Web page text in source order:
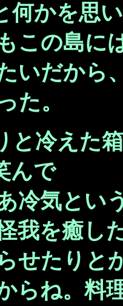
何かを思
この島
いだから
た。
と冷えた
んで
冷気とい
我を癒し
せたりと
らね。料